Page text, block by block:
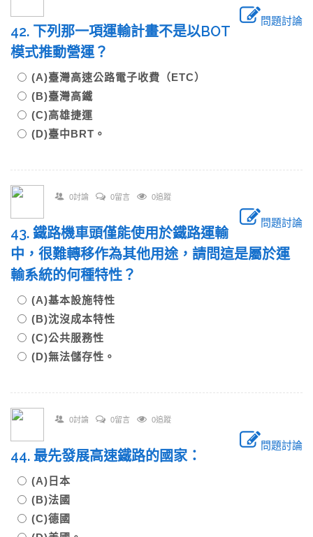
問題討論
42. 下列那一項運輸計畫不是以BOT
模式推動營運？
(A)臺灣高速公路電子收費（ETC）
(B)臺灣高鐵
(C)高雄捷運
(D)臺中BRT。
0討論 0留言 0追蹤
問題討論
43. 鐵路機車頭僅能使用於鐵路運輸
中，很難轉移作為其他用途，請問這是屬於運
輸系統的何種特性？
(A)基本設施特性
(B)沈沒成本特性
(C)公共服務性
(D)無法儲存性。
0討論 0留言 0追蹤
問題討論
44. 最先發展高速鐵路的國家：
(A)日本
(B)法國
(C)德國